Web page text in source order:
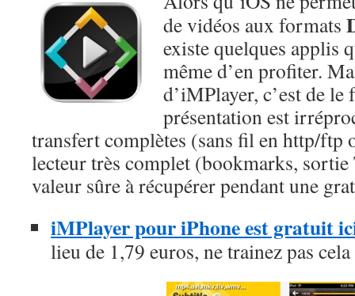
de vidéos aux formats
existe quelques applis
même d’en profiter.
d’iMPlayer, c’est de
présentation est
transfert complètes (sans fil en http/ftp
lecteur très complet (bookmarks,
valeur sûre à récupérer pendant une
iMPlayer pour iPhone est gratuit
lieu de 1,79 euros, ne trainez pas